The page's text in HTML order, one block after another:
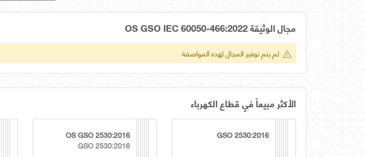
مجال الوثيقة OS GSO IEC 60050-466:2022
لم يتم توفير المجال لهذه المواصفة
الأكثر مبيعاً في قطاع الكهرباء
GSO 2530:2016
OS GSO 2530:2016
GSO 2530:2016